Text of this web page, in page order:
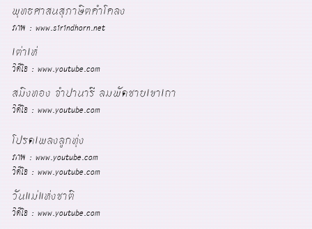
พุทธศาสนสุภาษิตคำโคลง
ภาพ : www.sirindhorn.net
เต่าเห่
วิดีโอ : www.youtube.com
สมิงทอง จำปานารี ลมพัดชายเขาเถา
วิดีโอ : www.youtube.com
โปรดเพลงลูกทุ่ง
ภาพ : www.youtube.com
วิดีโอ : www.youtube.com
วันแม่แห่งชาติ
วิดีโอ : www.youtube.com